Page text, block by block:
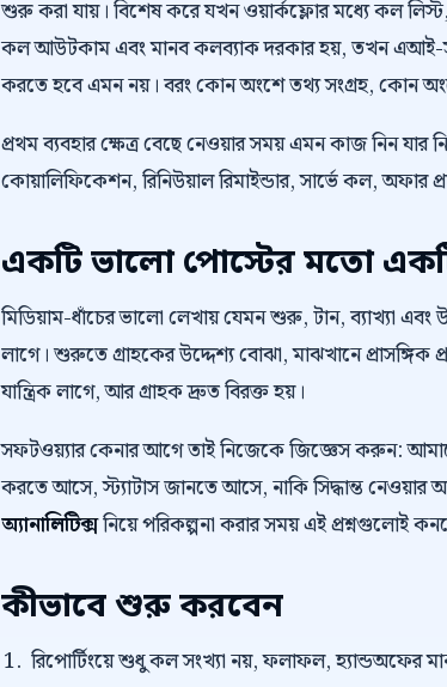
শুরু করা যায়। বিশেষ করে যখন ওয়ার্কফ্লোর মধ্যে কল
কল আউটকাম এবং মানব কলব্যাক দরকার হয়, তখন এআই-
করতে হবে এমন নয়। বরং কোন অংশে তথ্য সংগ্রহ, কোন
প্রথম ব্যবহার ক্ষেত্র বেছে নেওয়ার সময় এমন কাজ নিন যার
কোয়ালিফিকেশন, রিনিউয়াল রিমাইন্ডার, সার্ভে কল,
একটি ভালো পোস্টের মতো
মিডিয়াম-ধাঁচের ভালো লেখায় যেমন শুরু, টান, ব্যাখ্যা
লাগে। শুরুতে গ্রাহকের উদ্দেশ্য বোঝা, মাঝখানে প্রাসঙ্গিক
যান্ত্রিক লাগে, আর গ্রাহক দ্রুত বিরক্ত হয়।
সফটওয়্যার কেনার আগে তাই নিজেকে জিজ্ঞেস করুন:
করতে আসে, স্ট্যাটাস জানতে আসে, নাকি সিদ্ধান্ত নেওয়ার
অ্যানালিটিক্সনিয়ে পরিকল্পনা করার সময় এই প্রশ্নগুলোই
কীভাবে শুরু করবেন
রিপোর্টিংয়ে শুধু কল সংখ্যা নয়, ফলাফল, হ্যান্ডঅফের